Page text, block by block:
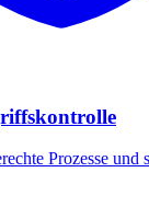
Prozesse und